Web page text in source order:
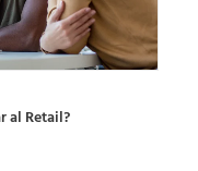
al Retail?